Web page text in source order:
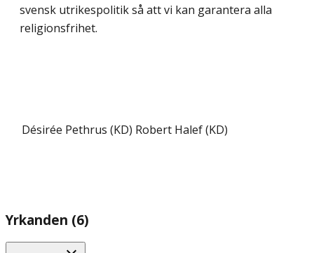
svensk utrikespolitik så att vi kan garantera alla
religionsfrihet.
Désirée Pethrus (KD) Robert Halef (KD)
Yrkanden (6)